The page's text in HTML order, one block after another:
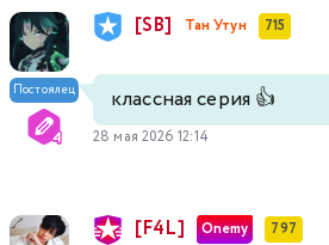
Постоялец
[SB] Тан Утун 715
классная серия 👍
28 мая 2026 12:14
[F4L] Onemy 797